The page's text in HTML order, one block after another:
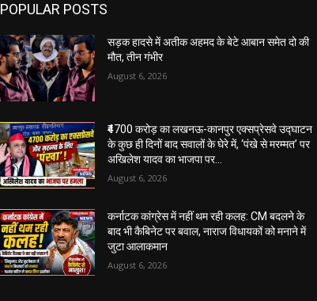
POPULAR POSTS
सड़क हादसे में अतीक अहमद के बेटे आबान समेत दो की
मौत, तीन गंभीर
August 6, 2026
₹4700 करोड़ का लखनऊ-कानपुर एक्सप्रेसवे उद्घाटन
के कुछ ही दिनों बाद सवालों के घेरे में, ‘पंखे से मरम्मत’ पर
अखिलेश यादव का भाजपा पर...
August 6, 2026
कर्नाटक कांग्रेस में नहीं थम रही कलह: CM बदलने के
बाद भी कैबिनेट पर बवाल, नाराज विधायकों को मनाने में
जुटा आलाकमान
August 6, 2026